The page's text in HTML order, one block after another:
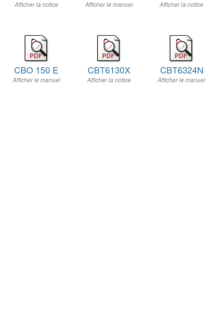
Afficher la notice Afficher le manuel Afficher la notice
CBO 150 E
Afficher le manuel
CBT6130X
Afficher la notice
CBT6324N
Afficher le manuel